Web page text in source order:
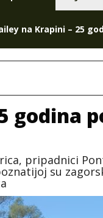
na Krapini – 25
godina
pripadnici
su